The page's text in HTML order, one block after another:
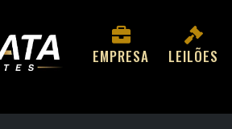
EMPRESA LEILÕES